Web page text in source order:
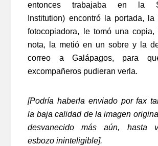
entonces trabajaba en la
Institution) encontró la portada,
fotocopiadora, le tomó una copia,
nota, la metió en un sobre y la
correo a Galápagos, para
excompañeros pudieran verla.
[Podría haberla enviado por fax
la baja calidad de la imagen
desvanecido más aún, hasta
esbozo ininteligible].